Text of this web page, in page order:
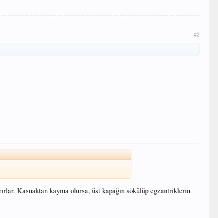
#2
Kasnaktan kayma olursa, üst kapağın sökülüp egzantriklerin